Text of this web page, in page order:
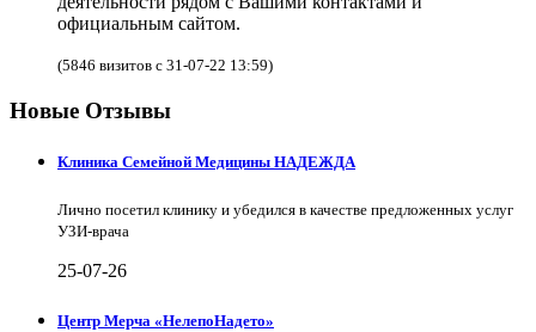
официальным сайтом.
(5846 визитов с 31-07-22 13:59)
Новые Отзывы
Клиника Семейной Медицины НАДЕЖДА
Лично посетил клинику и убедился в качестве предложенных услуг
УЗИ-врача
25-07-26
Центр Мерча «НелепоНадето»